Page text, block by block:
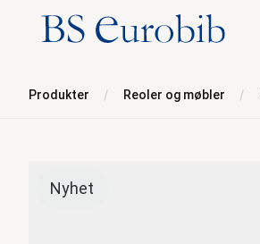
BS Eurobib
Produkter Reoler og møbler
Nyhet